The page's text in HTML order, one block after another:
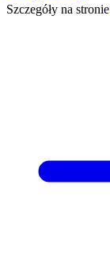
Szczegóły na stronie